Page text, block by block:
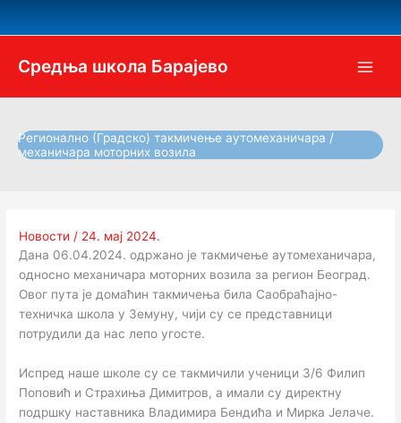
Средња школа Барајево
Регионално (Градско) такмичење аутомеханичара /
механичара моторних возила
Новости / 24. мај 2024.
Дана 06.04.2024. одржано је такмичење аутомеханичара,
односно механичара моторних возила за регион Београд.
Овог пута је домаћин такмичења била Саобраћајно-
техничка школа у Земуну, чији су се представници
потрудили да нас лепо угосте.
Испред наше школе су се такмичили ученици 3/6 Филип
Поповић и Страхиња Димитров, а имали су директну
подршку наставника Владимира Бендића и Мирка Јелаче.